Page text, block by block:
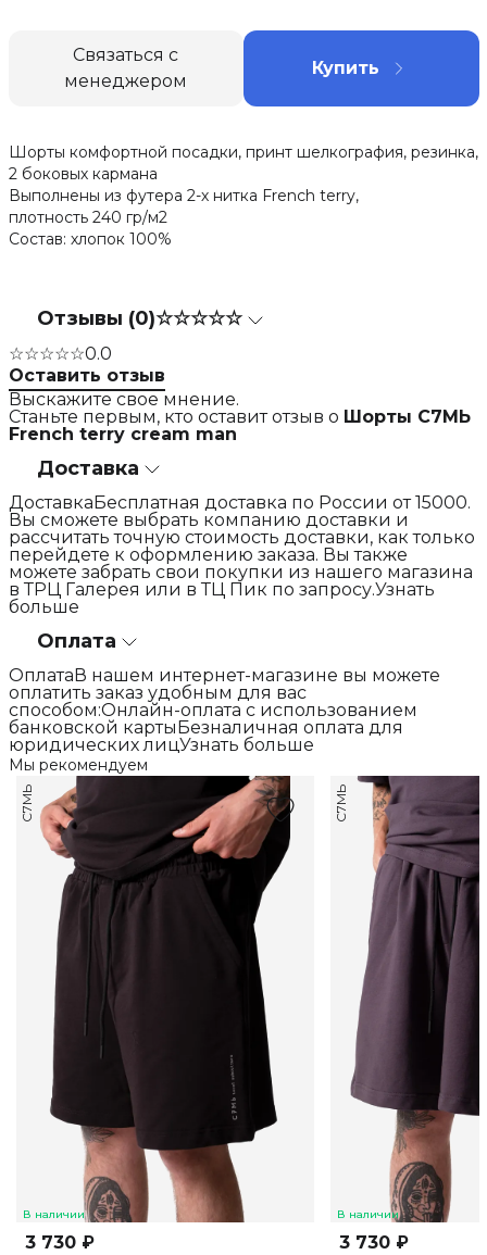
Купить
Связаться с
менеджером
Шорты комфортной посадки, принт шелкография, резинка,
2 боковых кармана
Выполнены из футера 2-х нитка French terry,
плотность 240 гр/м2
Состав: хлопок 100%
Отзывы (0)☆☆☆☆☆
☆☆☆☆☆0.0
Оставить отзыв
Выскажите свое мнение.
Станьте первым, кто оставит отзыв о Шорты С7МЬ
French terry cream man
Доставка
ДоставкаБесплатная доставка по России от 15000.
Вы сможете выбрать компанию доставки и
рассчитать точную стоимость доставки, как только
перейдете к оформлению заказа. Вы также
можете забрать свои покупки из нашего магазина
в ТРЦ Галерея или в ТЦ Пик по запросу.Узнать
больше
Оплата
ОплатаВ нашем интернет-магазине вы можете
оплатить заказ удобным для вас
способом:Онлайн-оплата с использованием
банковской картыБезналичная оплата для
юридических лицУзнать больше
Мы рекомендуем
В наличии
С7МЬ
3 730 ₽
В наличии
С7МЬ
3 730 ₽